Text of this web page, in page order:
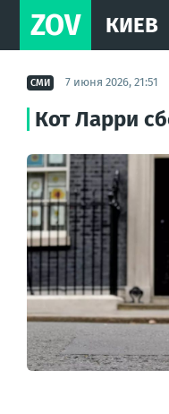
ZOV КИЕВ
СМИ 7 июня 2026, 21:51
Кот Ларри